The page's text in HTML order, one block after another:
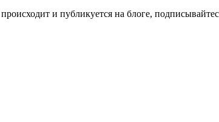
и публикуется на блоге,